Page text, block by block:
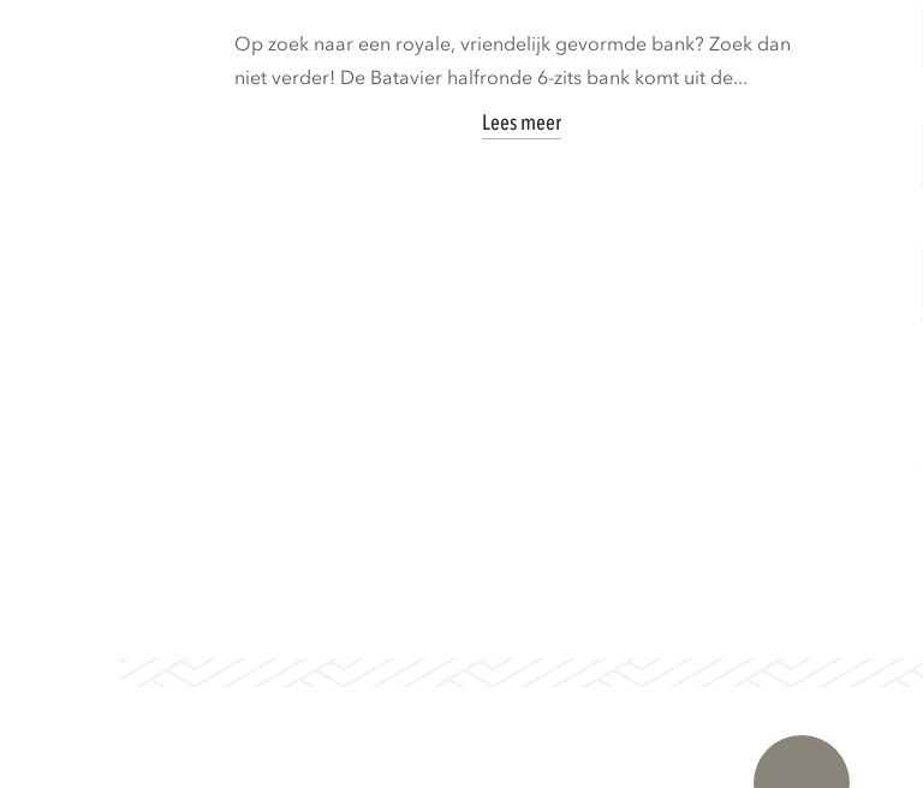
Op zoek naar een royale, vriendelijk gevormde bank? Zoek dan
niet verder! De Batavier halfronde 6-zits bank komt uit de...
Lees meer